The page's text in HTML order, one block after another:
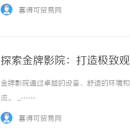
品牌，现于武汉与上海设有4家门店。
喜得可贸易网
探索金牌影院：打造极致
金牌影院通过卓越的设备、舒适的环境
流。 ...……
喜得可贸易网